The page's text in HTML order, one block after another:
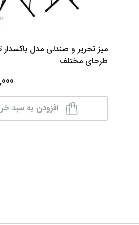
میز تحریر و صندلی مدل باکسدار
طرحای مختلف
افزودن به سبد